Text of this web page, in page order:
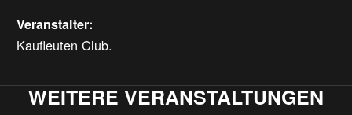
Veranstalter:
Kaufleuten Club.
WEITERE VERANSTALTUNGEN